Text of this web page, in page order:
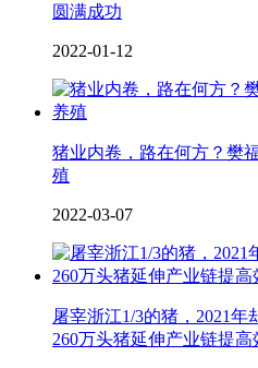
圆满成功
2022-01-12
猪业内卷，路在何方？樊
殖
2022-03-07
屠宰浙江1/3的猪，2021
260万头猪延伸产业链提高